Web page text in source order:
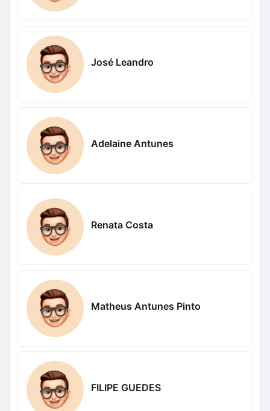
José Leandro
Adelaine Antunes
Renata Costa
Matheus Antunes Pinto
FILIPE GUEDES